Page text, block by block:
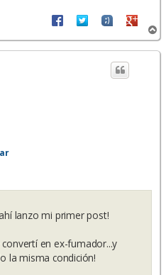
r
r
lanzo mi primer post!
en ex-fumador...y
la misma condición!